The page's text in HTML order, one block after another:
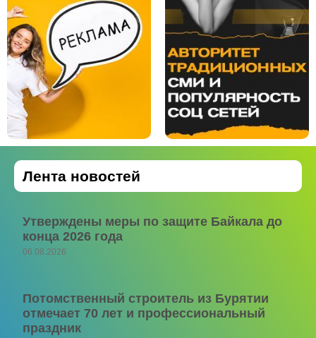
Лента новостей
Утверждены меры по защите Байкала до
конца 2026 года
06.08.2026
Потомственный строитель из Бурятии
отмечает 70 лет и профессиональный
праздник